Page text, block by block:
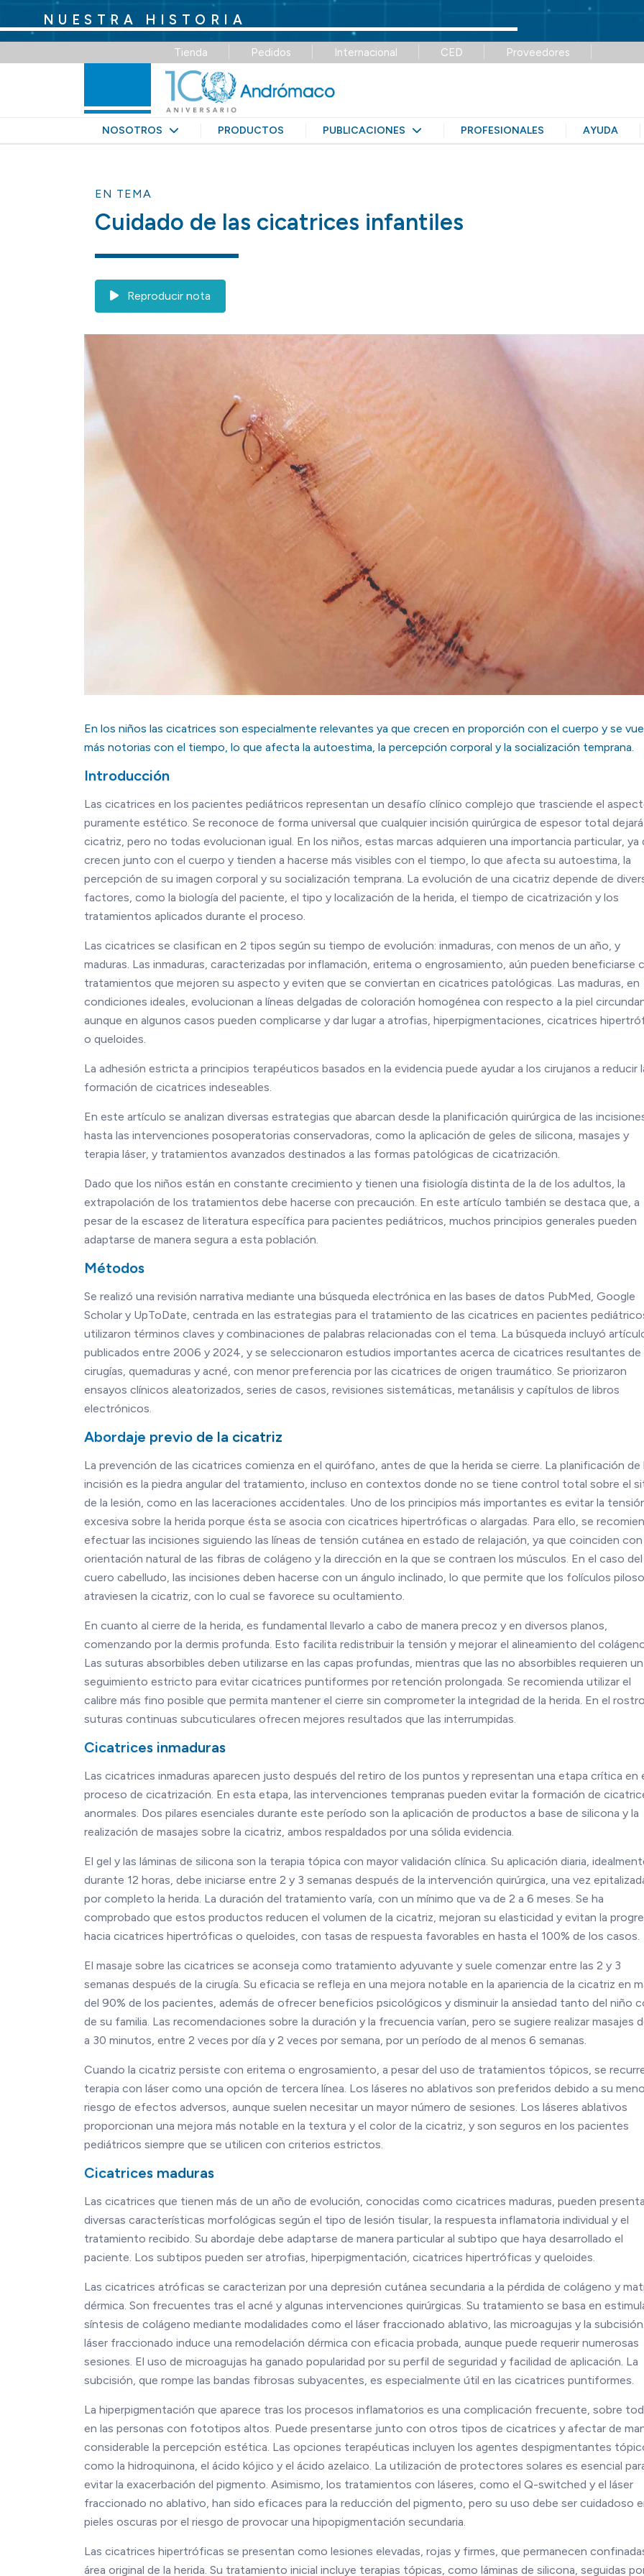
NUESTRA HISTORIA
Tienda Pedidos Internacional CED Proveedores
NOSOTROS PRODUCTOS PUBLICACIONES PROFESIONALES AYUDA
EN TEMA
Cuidado de las cicatrices infantiles
Reproducir nota
En los niños las cicatrices son especialmente relevantes ya que crecen en proporción con el cuerpo y se
más notorias con el tiempo, lo que afecta la autoestima, la percepción corporal y la socialización temprana.
Introducción
Las cicatrices en los pacientes pediátricos representan un desafío clínico complejo que trasciende el
puramente estético. Se reconoce de forma universal que cualquier incisión quirúrgica de espesor total
cicatriz, pero no todas evolucionan igual. En los niños, estas marcas adquieren una importancia particular, ya
crecen junto con el cuerpo y tienden a hacerse más visibles con el tiempo, lo que afecta su autoestima, la
percepción de su imagen corporal y su socialización temprana. La evolución de una cicatriz depende de
factores, como la biología del paciente, el tipo y localización de la herida, el tiempo de cicatrización y los
tratamientos aplicados durante el proceso.
Las cicatrices se clasifican en 2 tipos según su tiempo de evolución: inmaduras, con menos de un año, y
maduras. Las inmaduras, caracterizadas por inflamación, eritema o engrosamiento, aún pueden beneficiarse
tratamientos que mejoren su aspecto y eviten que se conviertan en cicatrices patológicas. Las maduras, en
condiciones ideales, evolucionan a líneas delgadas de coloración homogénea con respecto a la piel
aunque en algunos casos pueden complicarse y dar lugar a atrofias, hiperpigmentaciones, cicatrices
o queloides.
La adhesión estricta a principios terapéuticos basados en la evidencia puede ayudar a los cirujanos a reducir
formación de cicatrices indeseables.
En este artículo se analizan diversas estrategias que abarcan desde la planificación quirúrgica de las
hasta las intervenciones posoperatorias conservadoras, como la aplicación de geles de silicona, masajes y
terapia láser, y tratamientos avanzados destinados a las formas patológicas de cicatrización.
Dado que los niños están en constante crecimiento y tienen una fisiología distinta de la de los adultos, la
extrapolación de los tratamientos debe hacerse con precaución. En este artículo también se destaca que, a
pesar de la escasez de literatura específica para pacientes pediátricos, muchos principios generales pueden
adaptarse de manera segura a esta población.
Métodos
Se realizó una revisión narrativa mediante una búsqueda electrónica en las bases de datos PubMed, Google
Scholar y UpToDate, centrada en las estrategias para el tratamiento de las cicatrices en pacientes
utilizaron términos claves y combinaciones de palabras relacionadas con el tema. La búsqueda incluyó
publicados entre 2006 y 2024, y se seleccionaron estudios importantes acerca de cicatrices resultantes de
cirugías, quemaduras y acné, con menor preferencia por las cicatrices de origen traumático. Se priorizaron
ensayos clínicos aleatorizados, series de casos, revisiones sistemáticas, metanálisis y capítulos de libros
electrónicos.
Abordaje previo de la cicatriz
La prevención de las cicatrices comienza en el quirófano, antes de que la herida se cierre. La planificación de
incisión es la piedra angular del tratamiento, incluso en contextos donde no se tiene control total sobre el
de la lesión, como en las laceraciones accidentales. Uno de los principios más importantes es evitar la
excesiva sobre la herida porque ésta se asocia con cicatrices hipertróficas o alargadas. Para ello, se
efectuar las incisiones siguiendo las líneas de tensión cutánea en estado de relajación, ya que coinciden con
orientación natural de las fibras de colágeno y la dirección en la que se contraen los músculos. En el caso del
cuero cabelludo, las incisiones deben hacerse con un ángulo inclinado, lo que permite que los folículos
atraviesen la cicatriz, con lo cual se favorece su ocultamiento.
En cuanto al cierre de la herida, es fundamental llevarlo a cabo de manera precoz y en diversos planos,
comenzando por la dermis profunda. Esto facilita redistribuir la tensión y mejorar el alineamiento del
Las suturas absorbibles deben utilizarse en las capas profundas, mientras que las no absorbibles requieren un
seguimiento estricto para evitar cicatrices puntiformes por retención prolongada. Se recomienda utilizar el
calibre más fino posible que permita mantener el cierre sin comprometer la integridad de la herida. En el
suturas continuas subcuticulares ofrecen mejores resultados que las interrumpidas.
Cicatrices inmaduras
Las cicatrices inmaduras aparecen justo después del retiro de los puntos y representan una etapa crítica en
proceso de cicatrización. En esta etapa, las intervenciones tempranas pueden evitar la formación de
anormales. Dos pilares esenciales durante este período son la aplicación de productos a base de silicona y la
realización de masajes sobre la cicatriz, ambos respaldados por una sólida evidencia.
El gel y las láminas de silicona son la terapia tópica con mayor validación clínica. Su aplicación diaria,
durante 12 horas, debe iniciarse entre 2 y 3 semanas después de la intervención quirúrgica, una vez
por completo la herida. La duración del tratamiento varía, con un mínimo que va de 2 a 6 meses. Se ha
comprobado que estos productos reducen el volumen de la cicatriz, mejoran su elasticidad y evitan la
hacia cicatrices hipertróficas o queloides, con tasas de respuesta favorables en hasta el 100% de los casos.
El masaje sobre las cicatrices se aconseja como tratamiento adyuvante y suele comenzar entre las 2 y 3
semanas después de la cirugía. Su eficacia se refleja en una mejora notable en la apariencia de la cicatriz en
del 90% de los pacientes, además de ofrecer beneficios psicológicos y disminuir la ansiedad tanto del niño
de su familia. Las recomendaciones sobre la duración y la frecuencia varían, pero se sugiere realizar masajes
a 30 minutos, entre 2 veces por día y 2 veces por semana, por un período de al menos 6 semanas.
Cuando la cicatriz persiste con eritema o engrosamiento, a pesar del uso de tratamientos tópicos, se
terapia con láser como una opción de tercera línea. Los láseres no ablativos son preferidos debido a su
riesgo de efectos adversos, aunque suelen necesitar un mayor número de sesiones. Los láseres ablativos
proporcionan una mejora más notable en la textura y el color de la cicatriz, y son seguros en los pacientes
pediátricos siempre que se utilicen con criterios estrictos.
Cicatrices maduras
Las cicatrices que tienen más de un año de evolución, conocidas como cicatrices maduras, pueden
diversas características morfológicas según el tipo de lesión tisular, la respuesta inflamatoria individual y el
tratamiento recibido. Su abordaje debe adaptarse de manera particular al subtipo que haya desarrollado el
paciente. Los subtipos pueden ser atrofias, hiperpigmentación, cicatrices hipertróficas y queloides.
Las cicatrices atróficas se caracterizan por una depresión cutánea secundaria a la pérdida de colágeno y
dérmica. Son frecuentes tras el acné y algunas intervenciones quirúrgicas. Su tratamiento se basa en
síntesis de colágeno mediante modalidades como el láser fraccionado ablativo, las microagujas y la
láser fraccionado induce una remodelación dérmica con eficacia probada, aunque puede requerir numerosas
sesiones. El uso de microagujas ha ganado popularidad por su perfil de seguridad y facilidad de aplicación. La
subcisión, que rompe las bandas fibrosas subyacentes, es especialmente útil en las cicatrices puntiformes.
La hiperpigmentación que aparece tras los procesos inflamatorios es una complicación frecuente, sobre
en las personas con fototipos altos. Puede presentarse junto con otros tipos de cicatrices y afectar de
considerable la percepción estética. Las opciones terapéuticas incluyen los agentes despigmentantes
como la hidroquinona, el ácido kójico y el ácido azelaico. La utilización de protectores solares es esencial
evitar la exacerbación del pigmento. Asimismo, los tratamientos con láseres, como el Q-switched y el láser
fraccionado no ablativo, han sido eficaces para la reducción del pigmento, pero su uso debe ser cuidadoso
pieles oscuras por el riesgo de provocar una hipopigmentación secundaria.
Las cicatrices hipertróficas se presentan como lesiones elevadas, rojas y firmes, que permanecen
área original de la herida. Su tratamiento inicial incluye terapias tópicas, como láminas de silicona, seguidas